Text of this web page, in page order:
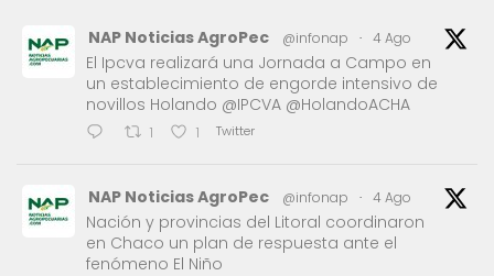
NAP Noticias AgroPec @infonap · 4 Ago
El Ipcva realizará una Jornada a Campo en
un establecimiento de engorde intensivo de
novillos Holando @IPCVA @HolandoACHA
1 1 Twitter
NAP Noticias AgroPec @infonap · 4 Ago
Nación y provincias del Litoral coordinaron
en Chaco un plan de respuesta ante el
fenómeno El Niño